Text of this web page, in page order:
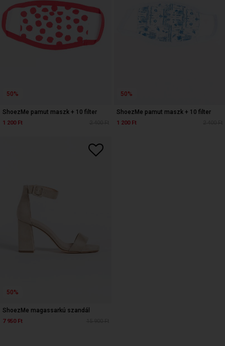
50%
ShoezMe pamut maszk + 10 filter
1 200 Ft
50%
ShoezMe pamut maszk + 10 filter
1 200 Ft
50%
ShoezMe magassarkú szandál
7 950 Ft